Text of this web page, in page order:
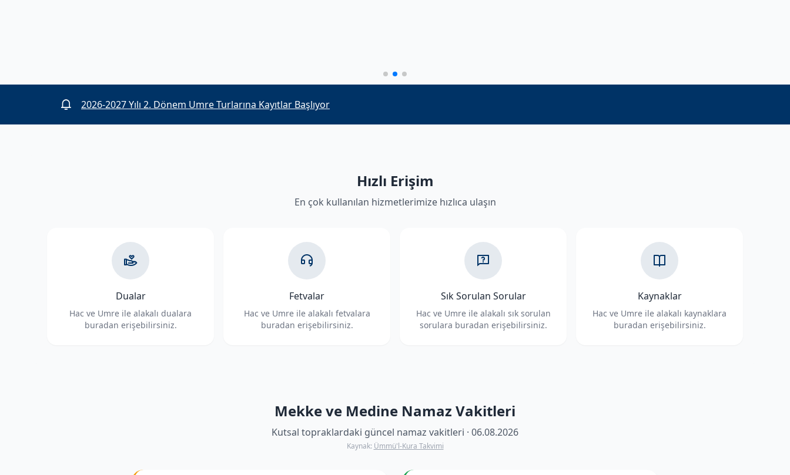
2025-2026 umre organizasyonunda görev alacak personelin mülakat sonuçları açıklandı
Hızlı Erişim
En çok kullanılan hizmetlerimize hızlıca ulaşın
Dualar
Hac ve Umre ile alakalı dualara
buradan erişebilirsiniz.
Fetvalar
Hac ve Umre ile alakalı fetvalara
buradan erişebilirsiniz.
Sık Sorulan Sorular
Hac ve Umre ile alakalı sık sorulan
sorulara buradan erişebilirsiniz.
Kaynaklar
Hac ve Umre ile alakalı kaynaklara
buradan erişebilirsiniz.
Mekke ve Medine Namaz Vakitleri
Kutsal topraklardaki güncel namaz vakitleri · 06.08.2026
Kaynak: Ümmü'l-Kura Takvimi